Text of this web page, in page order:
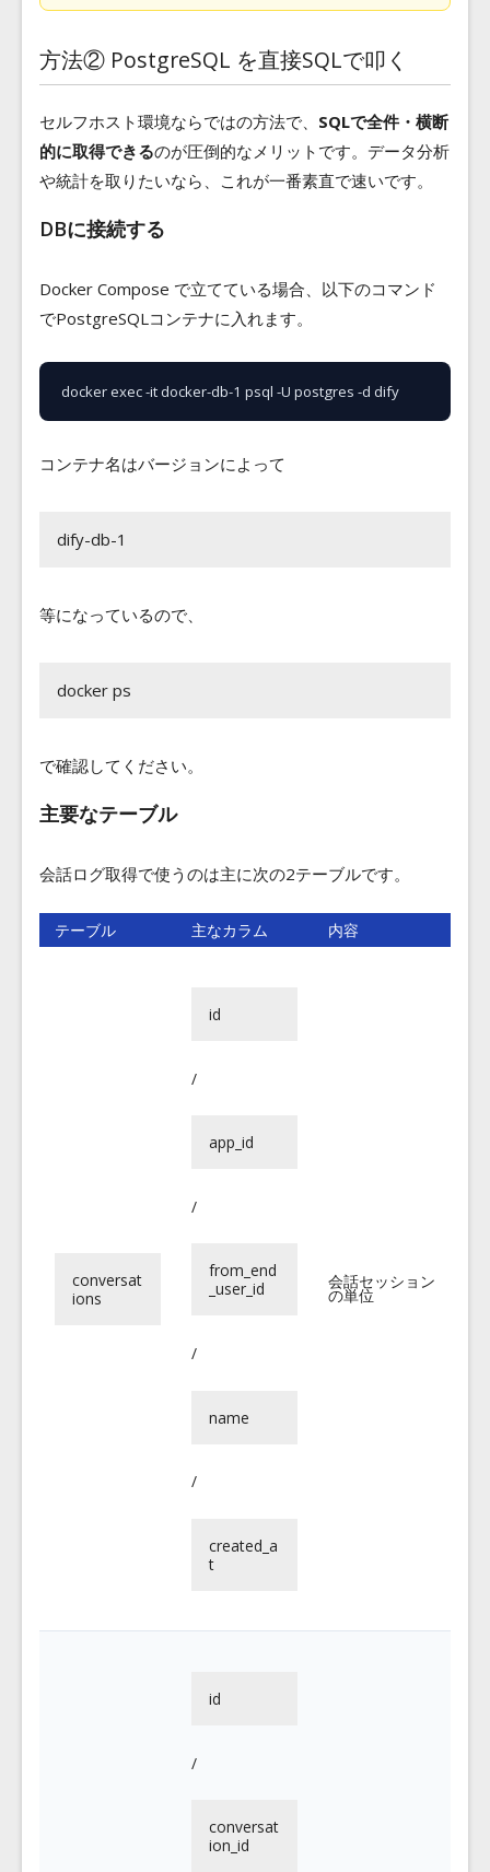
方法② PostgreSQL を直接SQLで叩く
セルフホスト環境ならではの方法で、 SQLで全件・横断
的に取得できるのが圧倒的なメリットです。データ分析
や統計を取りたいなら、これが一番素直で速いです。
DBに接続する
Docker Compose で立てている場合、以下のコマンド
でPostgreSQLコンテナに入れます。
docker exec -it docker-db-1 psql -U postgres -d dify
コンテナ名はバージョンによって
dify-db-1
等になっているので、
docker ps
で確認してください。
主要なテーブル
会話ログ取得で使うのは主に次の2テーブルです。
テーブル 主なカラム 内容
conversat
ions
id
/
app_id
/
from_end
_user_id
/
name
/
created_a
t
会話セッション
の単位
id
/
conversat
ion_id